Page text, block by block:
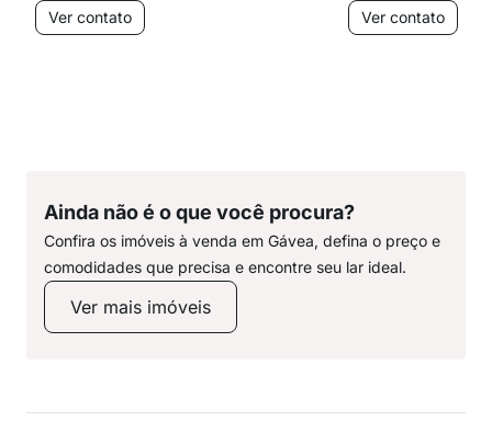
Ver contato
Ver contato
Ainda não é o que você procura?
Confira os imóveis à venda em Gávea, defina o preço e
comodidades que precisa e encontre seu lar ideal.
Ver mais imóveis